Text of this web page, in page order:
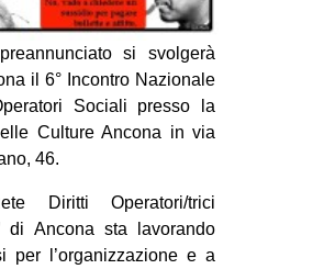
GENERI
MIGRAZIONI
PRECARIATO
REPRESSIONE
STUDENTI
CULTURE
si svolgerà
il 6° Incontro Nazionale
Sociali presso la
Culture Ancona in via
46.
Diritti Operatori/trici
di Ancona sta lavorando
per l’organizzazione e a